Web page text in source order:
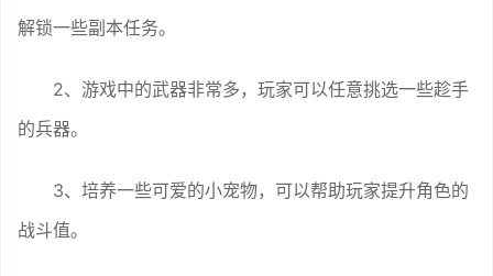
解锁一些副本任务。
2、游戏中的武器非常多，玩家可以任意挑选一些趁手
的兵器。
3、培养一些可爱的小宠物，可以帮助玩家提升角色的
战斗值。